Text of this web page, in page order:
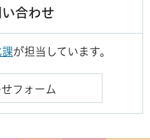
合わせ
が担当しています。